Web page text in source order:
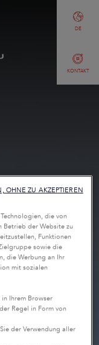
KONTAKT
DE
die von
Betrieb der Website zu
Funktionen
sowie die
die Werbung an Ihr
mit sozialen
in Ihrem Browser
Regel in Form von
der Verwendung aller
OHNE ZU AKZEPTIEREN